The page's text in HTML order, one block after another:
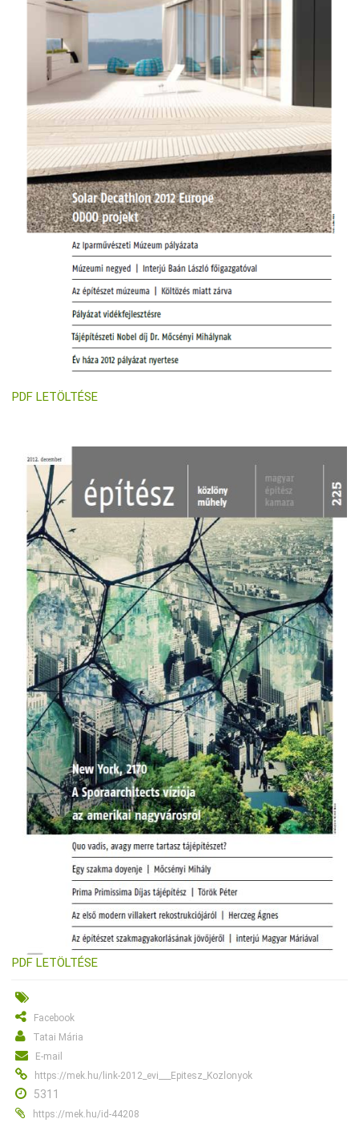
PDF LETÖLTÉSE
PDF LETÖLTÉSE
Facebook
Tatai Mária
E-mail
https://mek.hu/link-2012_evi___Epitesz_Kozlonyok
5311
https://mek.hu/id-44208